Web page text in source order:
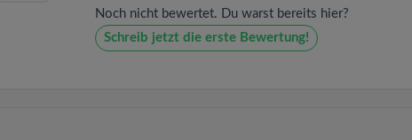
Noch nicht bewertet. Du warst bereits hier?
Schreib jetzt die erste Bewertung!